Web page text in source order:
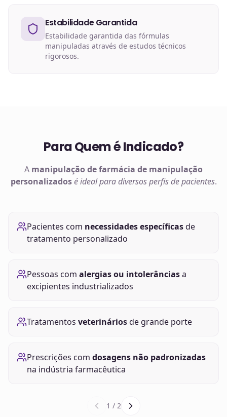
Estabilidade Garantida
Estabilidade garantida das fórmulas
manipuladas através de estudos técnicos
rigorosos.
Para Quem é Indicado?
A manipulação defarmácia de manipulação
personalizados é ideal para diversos perfis de pacientes.
Pacientes com necessidades específicasde
tratamento personalizado
Pessoas com alergias ou intolerânciasa
excipientes industrializados
Tratamentos veterináriosde grande porte
Prescrições com dosagens não padronizadas
na indústria farmacêutica
1 / 2